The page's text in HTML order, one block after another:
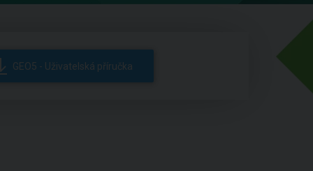
GEO5 - Uživatelská příručka